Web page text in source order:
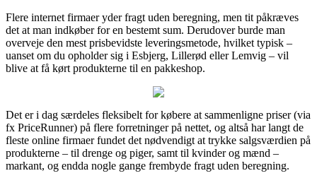
Flere internet firmaer yder fragt uden beregning, men tit påkræves
det at man indkøber for en bestemt sum. Derudover burde man
overveje den mest prisbevidste leveringsmetode, hvilket typisk –
uanset om du opholder sig i Esbjerg, Lillerød eller Lemvig – vil
blive at få kørt produkterne til en pakkeshop.
Det er i dag særdeles fleksibelt for købere at sammenligne priser (via
fx PriceRunner) på flere forretninger på nettet, og altså har langt de
fleste online firmaer fundet det nødvendigt at trykke salgsværdien på
produkterne – til drenge og piger, samt til kvinder og mænd –
markant, og endda nogle gange frembyde fragt uden beregning.